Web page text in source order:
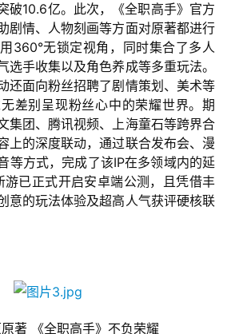
破10.6亿。此次，《全职高手》官方
剧情、人物刻画等方面对原著都进行
360°无锁定视角，同时集合了多人
选手收集以及角色养成等多重玩法。
还面向粉丝招聘了剧情策划、美术等
差别呈现粉丝心中的荣耀世界。期
集团、腾讯视频、上海童石等跨界合
上的深度联动，通过联合发布会、漫
等方式，完成了该IP在多领域内的延
游已正式开启安卓端公测，且凭借丰
意的玩法体验及超高人气获评硬核联
著 《全职高手》不负荣耀